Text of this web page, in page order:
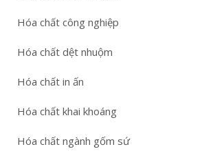
Hóa chất công nghiệp
Hóa chất dệt nhuộm
Hóa chất in ấn
Hóa chất khai khoáng
Hóa chất ngành gốm sứ